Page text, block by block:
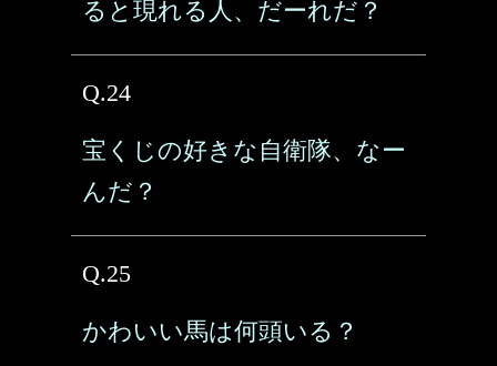
ると現れる人、だーれだ？
Q.24
宝くじの好きな自衛隊、なー
んだ？
Q.25
かわいい馬は何頭いる？